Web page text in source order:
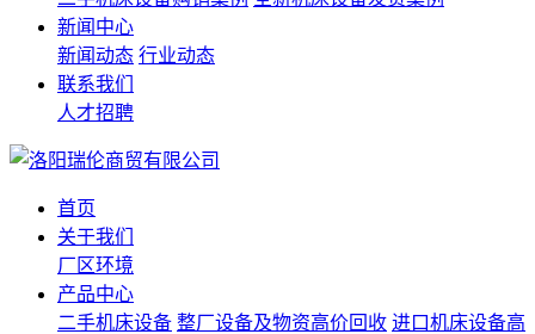
新闻中心
新闻动态 行业动态
联系我们
人才招聘
首页
关于我们
厂区环境
产品中心
二手机床设备 整厂设备及物资高价回收 进口机床设备高